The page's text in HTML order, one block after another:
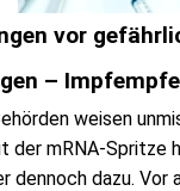
vor
–
weisen
der mRNA-Spritze
dennoch dazu. Vor